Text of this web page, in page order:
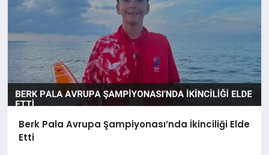
Berk Pala Avrupa Şampiyonası’nda İkinciliği Elde
Etti